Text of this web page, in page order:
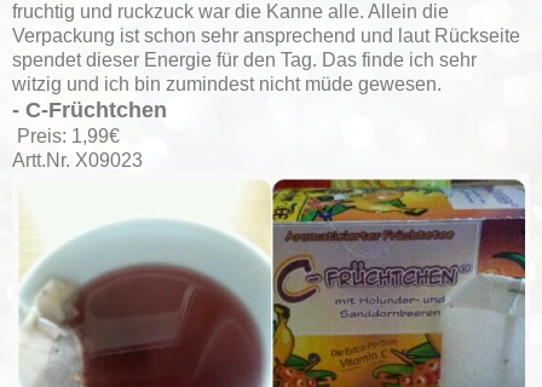
fruchtig und ruckzuck war die Kanne alle. Allein die
Verpackung ist schon sehr ansprechend und laut Rückseite
spendet dieser Energie für den Tag. Das finde ich sehr
witzig und ich bin zumindest nicht müde gewesen.
- C-Früchtchen
Preis: 1,99€
Artt.Nr. X09023